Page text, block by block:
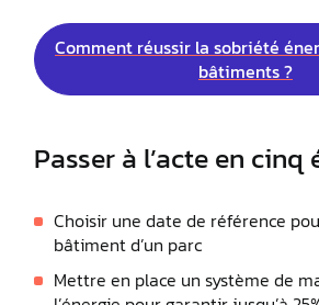
Comment réussir la sobriété
bâtiments ?
Passer à l’acte en cinq
Choisir une date de référence
bâtiment d’un parc
Mettre en place un système de